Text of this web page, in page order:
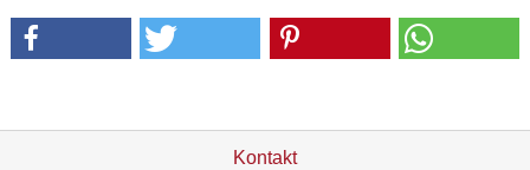
Kontakt